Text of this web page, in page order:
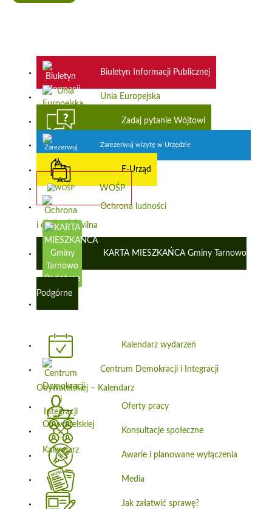
Biuletyn Informacji Publicznej
Unia Europejska
Zadaj pytanie Wójtowi
Zarezerwuj wizytę w Urzędzie
E-Urząd
WOŚP
Ochrona ludności
i obrona cywilna
KARTA MIESZKAŃCA Gminy Tarnowo
Podgórne
Kalendarz wydarzeń
Centrum Demokracji i Integracji
Obywatelskiej – Kalendarz
Oferty pracy
Konsultacje społeczne
Awarie i planowane wyłączenia
Media
Jak załatwić sprawę?